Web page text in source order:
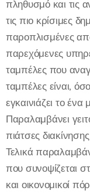
πληθυσμό και τις
τις πιο κρίσιμες
παροπλισμένες
παρεχόμενες
ταμπέλες που
ταμπέλες είναι,
εγκαινιάζει το ένα
Παραλαμβάνει
πιάτσες
Τελικά
που συνοψίζεται
και οικονομικοί